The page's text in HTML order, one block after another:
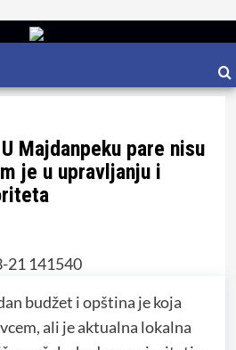
Majdanpeku pare nisu
je u upravljanju i
budžet i opština je koja
ali je aktualna lokalna